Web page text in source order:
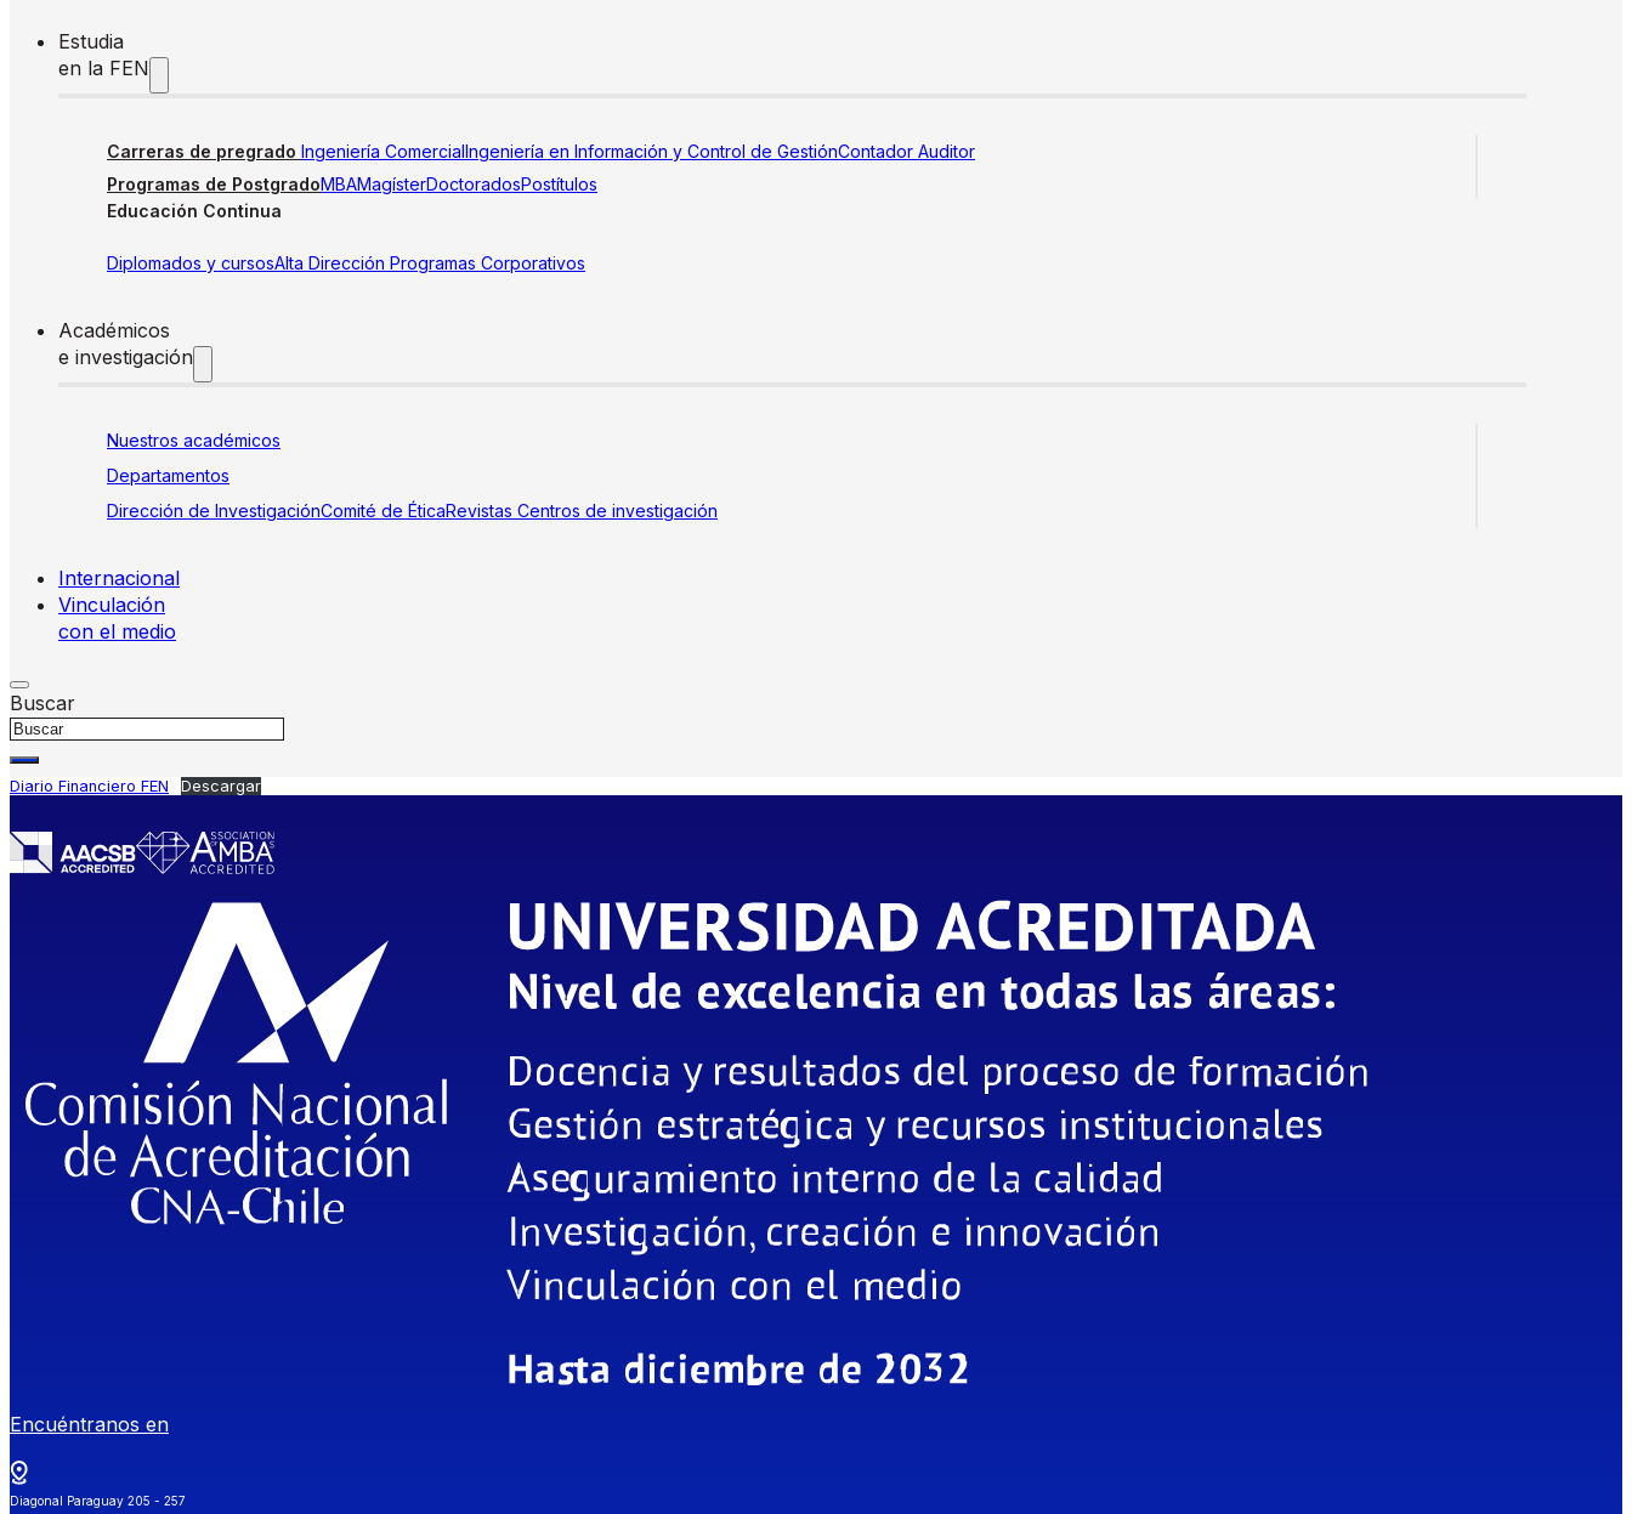
Estudia
en la FEN
Carreras de pregrado Ingeniería ComercialIngeniería en Información y Control de GestiónContador Auditor
Programas de PostgradoMBAMagísterDoctoradosPostítulos
Educación Continua
Diplomados y cursosAlta Dirección Programas Corporativos
Académicos
e investigación
Nuestros académicos
Departamentos
Dirección de InvestigaciónComité de ÉticaRevistas Centros de investigación
Internacional
Vinculación
con el medio
Buscar
Diario Financiero FEN Descargar
Encuéntranos en
Diagonal Paraguay 205 - 257